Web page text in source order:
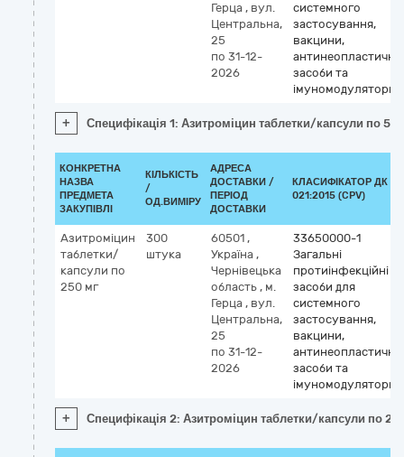
Герца , вул.
Центральна,
25
по 31-12-
2026
системного
застосування,
вакцини,
антинеопластичні
засоби та
імуномодулятори
+ Специфікація 1: Азитроміцин таблетки/капсули по
КОНКРЕТНА
НАЗВА
ПРЕДМЕТА
ЗАКУПІВЛІ
КІЛЬКІСТЬ
/
ОД.ВИМІРУ
АДРЕСА
ДОСТАВКИ /
ПЕРІОД
ДОСТАВКИ
КЛАСИФІКАТОР ДК
021:2015 (CPV)
Азитроміцин
таблетки/
капсули по
250 мг
300
штука
60501 ,
Україна ,
Чернівецька
область , м.
Герца , вул.
Центральна,
25
по 31-12-
2026
33650000-1
Загальні
протиінфекційні
засоби для
системного
застосування,
вакцини,
антинеопластичні
засоби та
імуномодулятори
+ Специфікація 2: Азитроміцин таблетки/капсули по